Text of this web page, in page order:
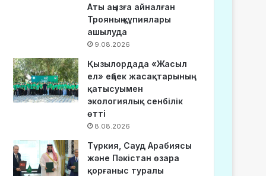
Аты аңызға айналған
Трояның құпиялары
ашылуда
9.08.2026
Қызылордада «Жасыл
ел» еңбек жасақтарының
қатысуымен
экологиялық сенбілік
өтті
8.08.2026
Түркия, Сауд Арабиясы
және Пәкістан өзара
қорғаныс туралы